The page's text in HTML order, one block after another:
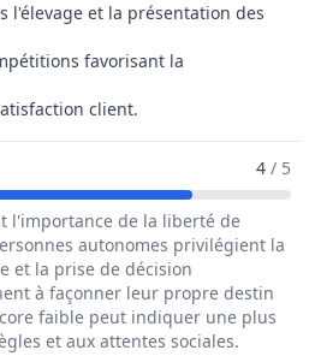
l'élevage et la présentation des
favorisant la
client.
Métier De Eleveur / 4 / 5
l'importance de la liberté de
autonomes privilégient la
et la prise de décision
à façonner leur propre destin
faible peut indiquer une plus
et aux attentes sociales.